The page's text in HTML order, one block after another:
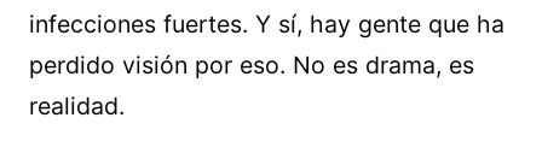
infecciones fuertes. Y sí, hay gente que ha
perdido visión por eso. No es drama, es
realidad.